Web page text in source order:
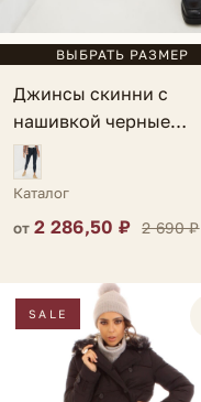
ВЫБРАТЬ РАЗМЕР
Джинсы скинни с
нашивкой черные
Caulonia
Каталог
от 2 286,50 ₽ 2 690 ₽
SALE